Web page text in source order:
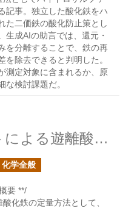
記事。独立した酸化鉄をハ
た二価鉄の酸化防止策とし
生成AIの助言では、還元・
を分離することで、鉄の再
除去できると判明した。
測定対象に含まれるか、原
検討課題だ。
ハイドロサルファイトによる遊離酸化鉄の定量
化学全般
要 **/
化鉄の定量方法として、